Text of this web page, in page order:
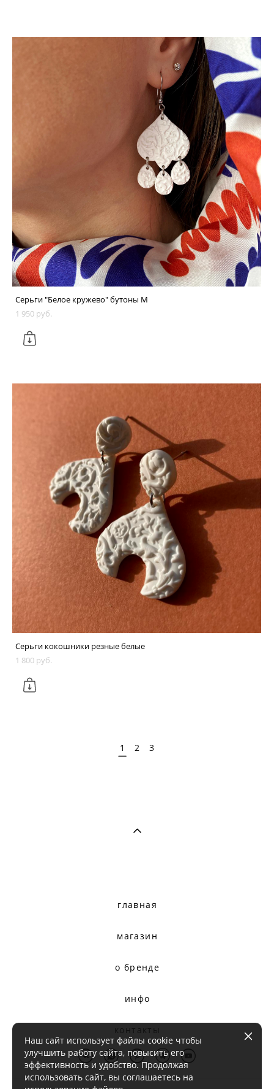
Серьги "Белое кружево" бутоны M
1 950 pуб.
Серьги кокошники резные белые
1 800 pуб.
1 2 3
главная
магазин
о бренде
инфо
контакты
Наш сайт использует файлы cookie чтобы
улучшить работу сайта, повысить его
эффективность и удобство. Продолжая
использовать сайт, вы соглашаетесь на